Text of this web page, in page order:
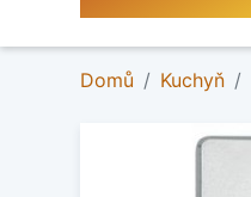
Domů Kuchyň